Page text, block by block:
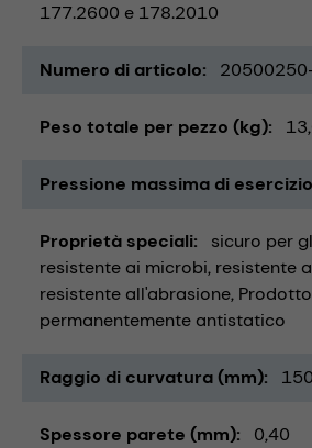
177.2600 e 178.2010
Numero di articolo
Peso totale per pezzo (kg)
Pressione massima di
Proprietà speciali
sicuro per
resistente ai microbi resistente
resistente all'abrasione
permanentemente antistatico
Raggio di curvatura (mm) 150
Spessore parete (mm) 0,40